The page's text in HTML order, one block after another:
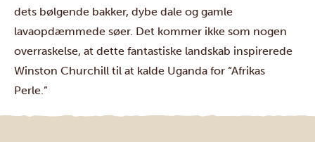
dets bølgende bakker, dybe dale og gamle
lavaopdæmmede søer. Det kommer ikke som nogen
overraskelse, at dette fantastiske landskab inspirerede
Winston Churchill til at kalde Uganda for “Afrikas
Perle.”